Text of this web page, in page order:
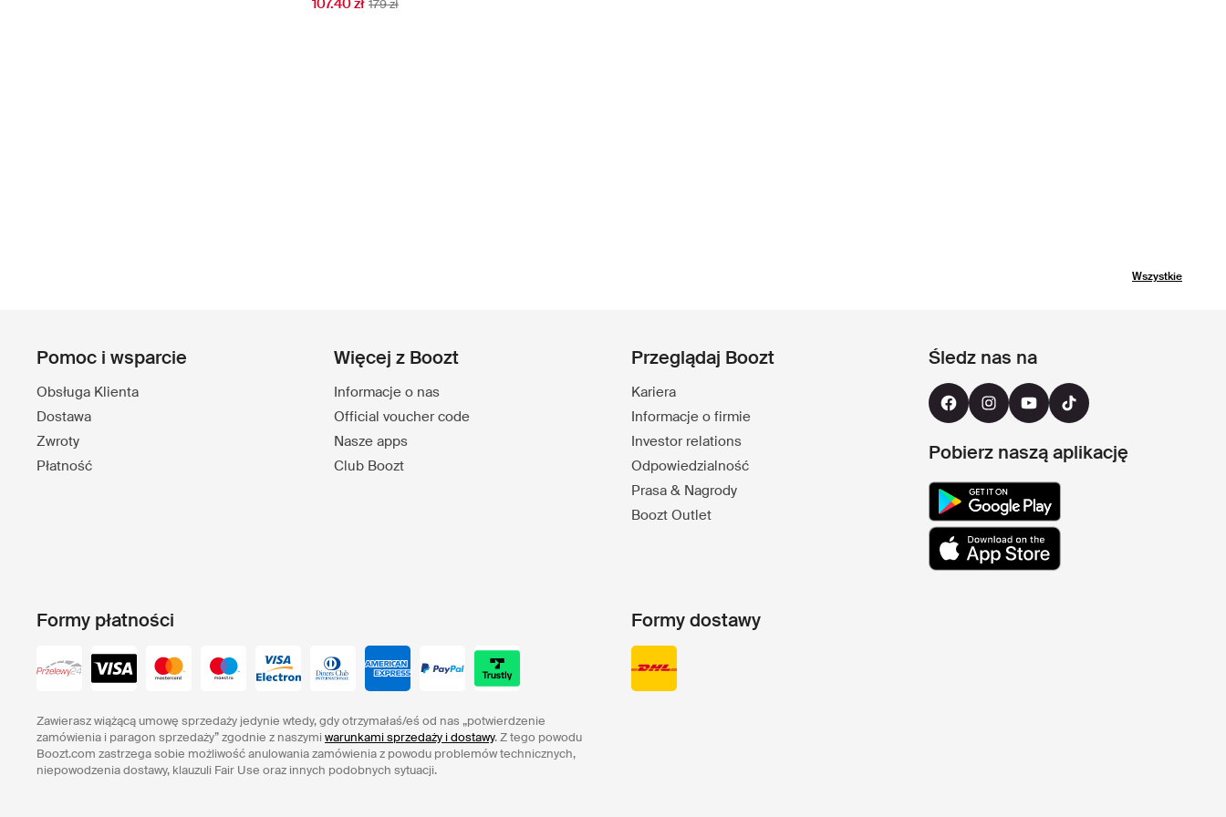
107.40 zł 179 zł
Wszystkie
Pomoc i wsparcie
Obsługa Klienta
Dostawa
Zwroty
Płatność
Więcej z Boozt
Informacje o nas
Official voucher code
Nasze apps
Club Boozt
Przeglądaj Boozt
Kariera
Informacje o firmie
Investor relations
Odpowiedzialność
Prasa & Nagrody
Boozt Outlet
Śledz nas na
Pobierz naszą aplikację
Formy płatności
Zawierasz wiążącą umowę sprzedaży jedynie wtedy, gdy otrzymałaś/eś od nas „potwierdzenie
zamówienia i paragon sprzedaży” zgodnie z naszymi warunkami sprzedaży i dostawy. Z tego powodu
Boozt.com zastrzega sobie możliwość anulowania zamówienia z powodu problemów technicznych,
niepowodzenia dostawy, klauzuli Fair Use oraz innych podobnych sytuacji.
Formy dostawy